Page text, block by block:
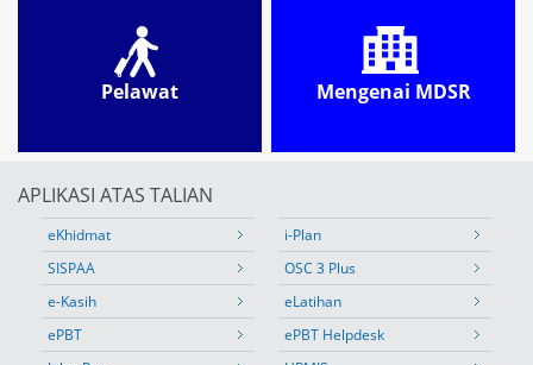
Pelawat Mengenai MDSR
APLIKASI ATAS TALIAN
eKhidmat
i-Plan
SISPAA
OSC 3 Plus
e-Kasih
eLatihan
ePBT
ePBT Helpdesk